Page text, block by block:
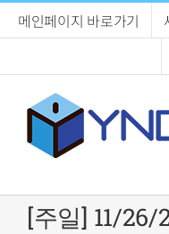
메인페이지 바로가기
[주일] 11/26/